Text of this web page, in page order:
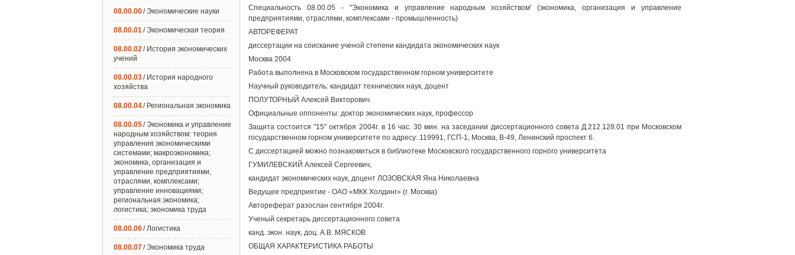
Специальность 08.00.05 - "Экономика и управление народным хозяйством' (экономика, организация и управление
предприятиями, отраслями, комплексами - промышленность)
АВТОРЕФЕРАТ
диссертации на соискание ученой степени кандидата экономических наук
Москва 2004
Работа выполнена в Московском государственном горном университете
Научный руководитель: кандидат технических наук, доцент
ПОЛУТОРНЫЙ Алексей Викторович
Официальные оппоненты: доктор экономических наук, профессор
Защита состоится "15" октября 2004г. в 16 час. 30 мин. на заседании диссертационного совета Д.212.128.01 при Московском
государственном горном университете по адресу: 119991, ГСП-1, Москва, В-49, Ленинский проспект 6.
С диссертацией можно познакомиться в библиотеке Московского государственного горного университета
ГУМИЛЕВСКИЙ Алексей Сергеевич,
кандидат экономических наук, доцент ЛОЗОВСКАЯ Яна Николаевна
Ведущее предприятие - ОАО «МКК Холдинг» (г. Москва)
Автореферат разослан сентября 2004г.
Ученый секретарь диссертационного совета
канд. экон. наук, доц. А.В. МЯСКОВ
ОБЩАЯ ХАРАКТЕРИСТИКА РАБОТЫ
08.00.00/ Экономические науки
08.00.01/ Экономическая теория
08.00.02/ История экономических
учений
08.00.03/ История народного
хозяйства
08.00.04/ Региональная экономика
08.00.05/ Экономика и управление
народным хозяйством: теория
управления экономическими
системами; макроэкономика;
экономика, организация и
управление предприятиями,
отраслями, комплексами;
управление инновациями;
региональная экономика;
логистика; экономика труда
08.00.06/ Логистика
08.00.07/ Экономика труда